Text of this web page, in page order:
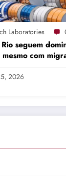
Laboratories
seguem
com
2026